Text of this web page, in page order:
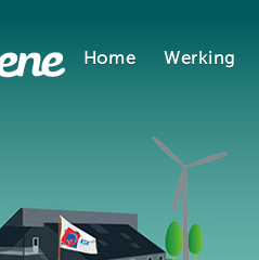
Home Werking